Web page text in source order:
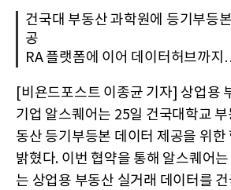
건국대 부동산 과학원에 등기부등
공
RA 플랫폼에 이어 데이터허브까
[비욘드포스트 이종균 기자] 상업용
기업 알스퀘어는 25일 건국대학교
동산 등기부등본 데이터 제공을 위한
밝혔다. 이번 협약을 통해 알스퀘어
는 상업용 부동산 실거래 데이터를